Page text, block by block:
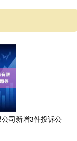
司新增3件投诉公